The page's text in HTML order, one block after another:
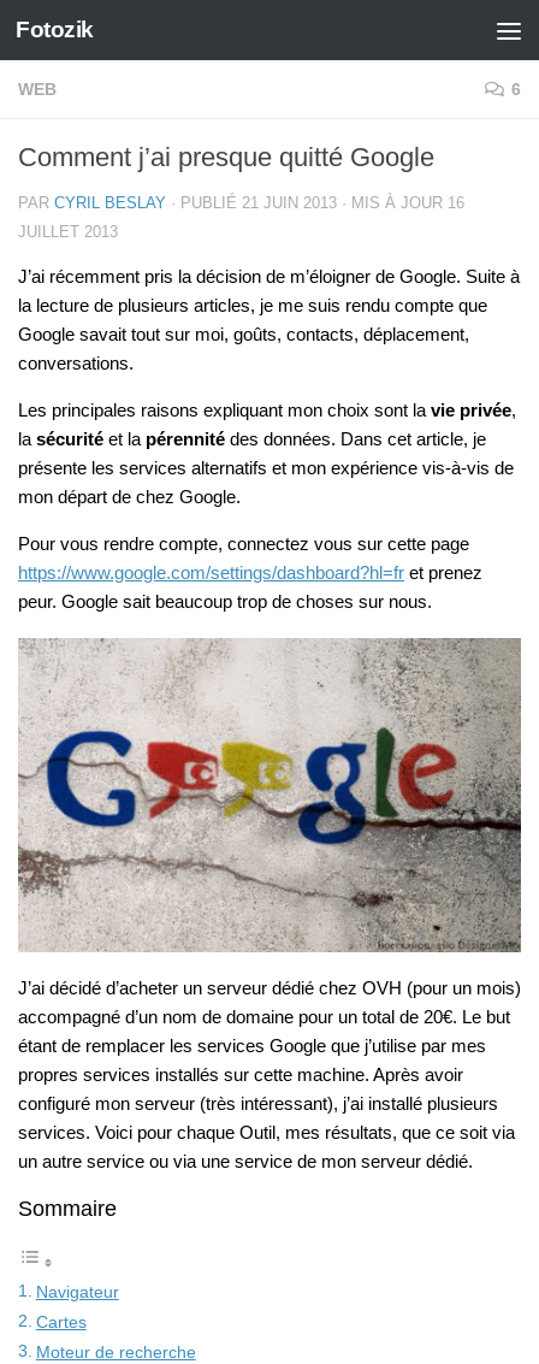
Skip to content
Fotozik
WEB 6
Comment j’ai presque quitté Google
PAR CYRIL BESLAY · PUBLIÉ 21 JUIN 2013 · MIS À JOUR 16
JUILLET 2013
J’ai récemment pris la décision de m’éloigner de Google. Suite à
la lecture de plusieurs articles, je me suis rendu compte que
Google savait tout sur moi, goûts, contacts, déplacement,
conversations.
Les principales raisons expliquant mon choix sont la vie privée,
la sécurité et la pérennité des données. Dans cet article, je
présente les services alternatifs et mon expérience vis-à-vis de
mon départ de chez Google.
Pour vous rendre compte, connectez vous sur cette page
https://www.google.com/settings/dashboard?hl=fr et prenez
peur. Google sait beaucoup trop de choses sur nous.
J’ai décidé d’acheter un serveur dédié chez OVH (pour un mois)
accompagné d’un nom de domaine pour un total de 20€. Le but
étant de remplacer les services Google que j’utilise par mes
propres services installés sur cette machine. Après avoir
configuré mon serveur (très intéressant), j’ai installé plusieurs
services. Voici pour chaque Outil, mes résultats, que ce soit via
un autre service ou via une service de mon serveur dédié.
Sommaire
Navigateur
Cartes
Moteur de recherche